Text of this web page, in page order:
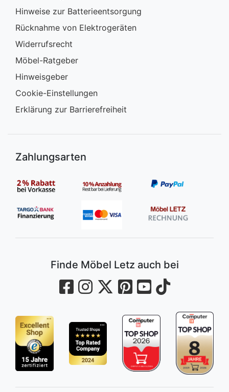
Hinweise zur Batterieentsorgung
Rücknahme von Elektrogeräten
Widerrufsrecht
Möbel-Ratgeber
Hinweisgeber
Cookie-Einstellungen
Erklärung zur Barrierefreiheit
Zahlungsarten
Finde Möbel Letz auch bei